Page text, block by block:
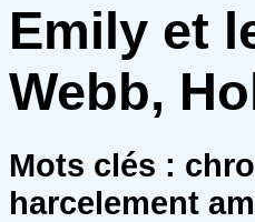
Emily et
Webb,
Mots clés :
harcelement